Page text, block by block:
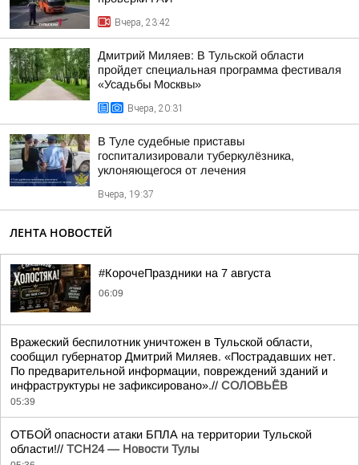
Вчера, 23:42
Дмитрий Миляев: В Тульской области
пройдет специальная программа фестиваля
«Усадьбы Москвы»
Вчера, 20:31
В Туле судебные приставы
госпитализировали туберкулёзника,
уклоняющегося от лечения
Вчера, 19:37
ЛЕНТА НОВОСТЕЙ
#КорочеПраздники на 7 августа
06:09
Вражеский беспилотник уничтожен в Тульской области,
сообщил губернатор Дмитрий Миляев. «Пострадавших нет.
По предварительной информации, повреждений зданий и
инфраструктуры не зафиксировано».// СОЛОВЬЁВ
05:39
ОТБОЙ опасности атаки БПЛА на территории Тульской
области!// ТСН24 — Новости Тулы